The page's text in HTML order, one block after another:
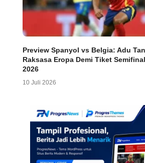
Preview Spanyol vs Belgia: Adu
Raksasa Eropa Demi Tiket
2026
10 Juli 2026